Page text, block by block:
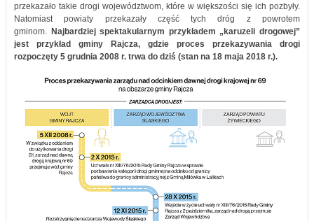
przekazało takie drogi województwom, które w większości się ich pozbyły.
Natomiast powiaty przekazały część tych dróg z powrotem
gminom. Najbardziej spektakularnym przykładem „karuzeli drogowej”
jest przykład gminy Rajcza, gdzie proces przekazywania drogi
rozpoczęty 5 grudnia 2008 r. trwa do dziś (stan na 18 maja 2018 r.).